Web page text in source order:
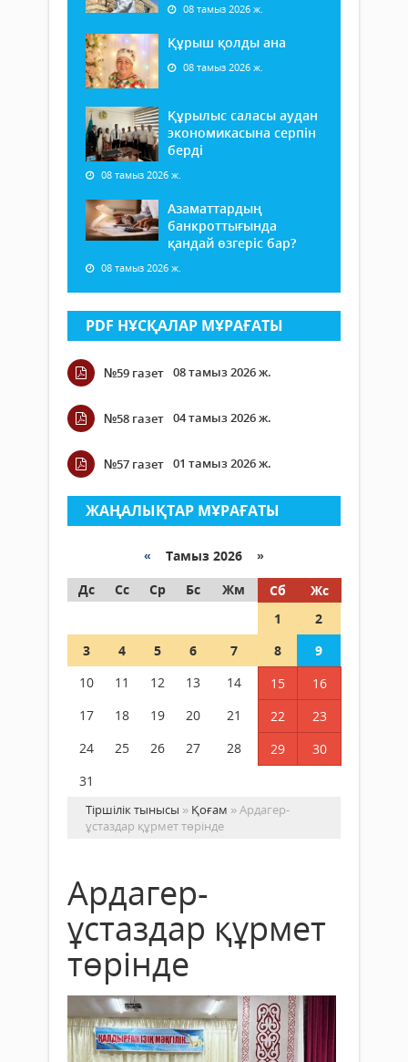
08 тамыз 2026 ж.
Құрыш қолды ана
08 тамыз 2026 ж.
Құрылыс саласы аудан
экономикасына серпін
берді
08 тамыз 2026 ж.
Азаматтардың
банкроттығында
қандай өзгеріс бар?
08 тамыз 2026 ж.
PDF НҰСҚАЛАР МҰРАҒАТЫ
№59 газет 08 тамыз 2026 ж.
№58 газет 04 тамыз 2026 ж.
№57 газет 01 тамыз 2026 ж.
ЖАҢАЛЫҚТАР МҰРАҒАТЫ
« Тамыз 2026 »
Дс
Сс Ср Бс Жм Сб
Жс
1
2
3
4 5 6 7 8
9
10
11 12 13 14 15
16
17
18 19 20 21 22
23
24
25 26 27 28 29
30
31
Тіршілік тынысы » Қоғам » Ардагер-
ұстаздар құрмет төрінде
Ардагер-
ұстаздар құрмет
төрінде